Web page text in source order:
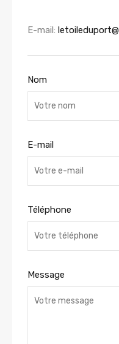
E-mail:
Nom
E-mail
Téléphone
Message